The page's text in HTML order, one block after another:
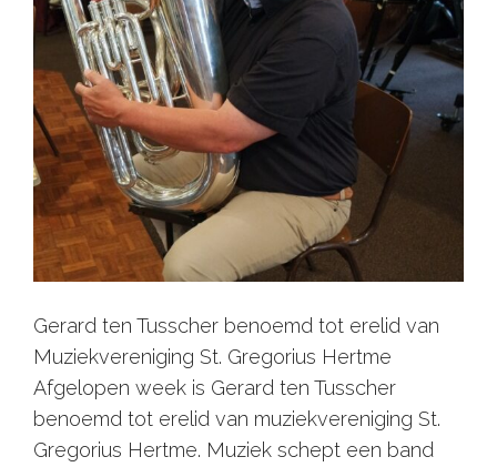
Gerard ten Tusscher benoemd tot erelid van
Muziekvereniging St. Gregorius Hertme
Afgelopen week is Gerard ten Tusscher
benoemd tot erelid van muziekvereniging St.
Gregorius Hertme. Muziek schept een band